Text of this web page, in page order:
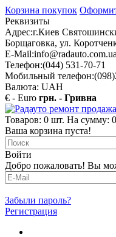
Корзина покупок
Реквизиты
Адрес:г.Киев
Борщаговка, ул.
E-Mail:info@radauto.com.ua
Телефон:(044) 531-70-71
Мобильный телефон:
Валюта: UAH
€ - Euro грн. - Гривна
Товаров: 0 шт. На сумму:
Ваша корзина пуста!
Войти
Добро пожаловать! Вы
Забыли пароль?
Регистрация